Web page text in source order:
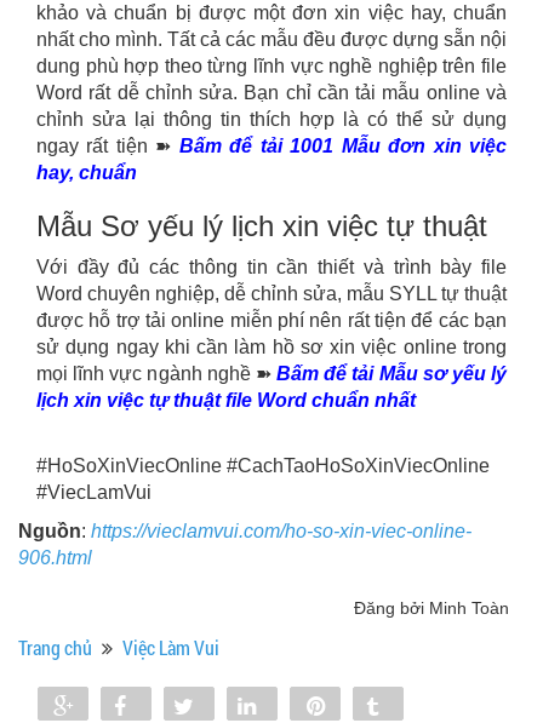
khảo và chuẩn bị được một đơn xin việc hay, chuẩn
nhất cho mình. Tất cả các mẫu đều được dựng sẵn nội
dung phù hợp theo từng lĩnh vực nghề nghiệp trên file
Word rất dễ chỉnh sửa. Bạn chỉ cần tải mẫu online và
chỉnh sửa lại thông tin thích hợp là có thể sử dụng
ngay rất tiện ➽ Bấm để tải 1001 Mẫu đơn xin việc
hay, chuẩn
Mẫu Sơ yếu lý lịch xin việc tự thuật
Với đầy đủ các thông tin cần thiết và trình bày file
Word chuyên nghiệp, dễ chỉnh sửa, mẫu SYLL tự thuật
được hỗ trợ tải online miễn phí nên rất tiện để các bạn
sử dụng ngay khi cần làm hồ sơ xin việc online trong
mọi lĩnh vực ngành nghề ➽ Bấm để tải Mẫu sơ yếu lý
lịch xin việc tự thuật file Word chuẩn nhất
#HoSoXinViecOnline #CachTaoHoSoXinViecOnline
#ViecLamVui
Nguồn: https://vieclamvui.com/ho-so-xin-viec-online-
906.html
Đăng bởi Minh Toàn
Trang chủ Việc Làm Vui
Share Share Tweet Share